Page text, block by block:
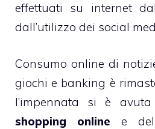
effettuati su internet
dall’utilizzo dei social
Consumo online di
giochi e banking è
l’impennata si è avuta
shopping online e